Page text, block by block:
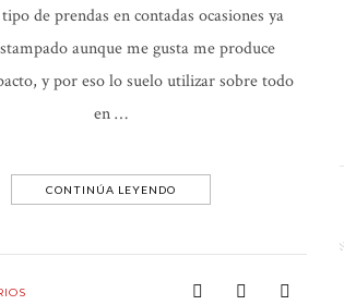
de prendas en contadas ocasiones ya
aunque me gusta me produce
y por eso lo suelo utilizar sobre todo
en …
CONTINÚA LEYENDO